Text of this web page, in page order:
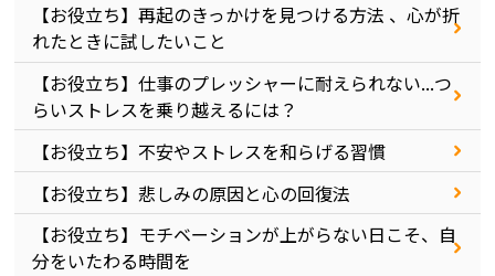
【お役立ち】再起のきっかけを見つける方法 、心が折
れたときに試したいこと
【お役立ち】仕事のプレッシャーに耐えられない...つ
らいストレスを乗り越えるには？
【お役立ち】不安やストレスを和らげる習慣
【お役立ち】悲しみの原因と心の回復法
【お役立ち】モチベーションが上がらない日こそ、自
分をいたわる時間を